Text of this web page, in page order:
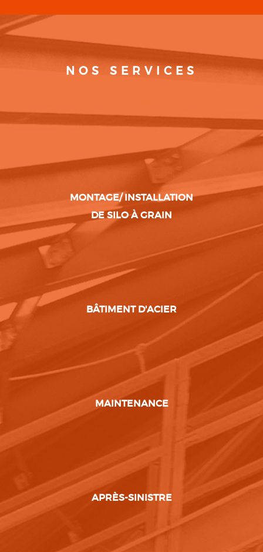
NOS SERVICES
MONTAGE/ INSTALLATION
DE SILO À GRAIN
BÂTIMENT D'ACIER
MAINTENANCE
APRÈS-SINISTRE